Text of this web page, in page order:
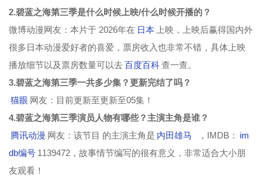
2.碧蓝之海第三季是什么时候上映/什么时候开播的？
微博动漫网友：本片于 2026年在 日本
上映，上映后赢得国内外
很多日本动漫爱好者的喜爱，票房收入也非常不错，具体上映
播放细节以及票房数量可以去百度百科查一查。
3.碧蓝之海第三季一共多少集？更新完结了吗？
猫眼 网友：目前更新至更新至05集！
4.碧蓝之海第三季演员人物有哪些？主演主角是谁？
腾讯动漫 网友：该节目 的主演主角是 内田雄马 ，IMDB： im
db编号 1139472，故事情节编写的很有意义，非常适合大小朋
友观看！